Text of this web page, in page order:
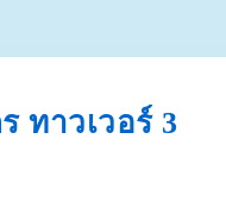
ทาวเวอร์ 3